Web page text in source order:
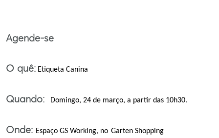
Agende-se
O quê: Etiqueta Canina
Quando: Domingo, 24 de março, a partir das 10h30.
Onde: Espaço GS Working, no Garten Shopping